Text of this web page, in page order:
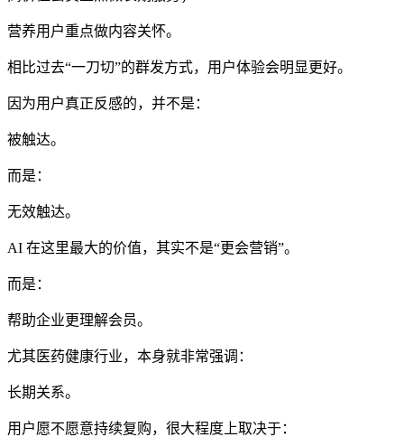
营养用户重点做内容关怀。
相比过去“一刀切”的群发方式，用户体验会明显更好。
因为用户真正反感的，并不是：
被触达。
而是：
无效触达。
AI 在这里最大的价值，其实不是“更会营销”。
而是：
帮助企业更理解会员。
尤其医药健康行业，本身就非常强调：
长期关系。
用户愿不愿意持续复购，很大程度上取决于：